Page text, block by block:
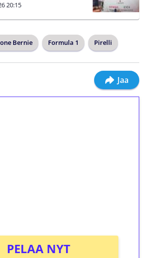
20:15
Bernie Formula 1 Pirelli
Jaa
PELAA NYT